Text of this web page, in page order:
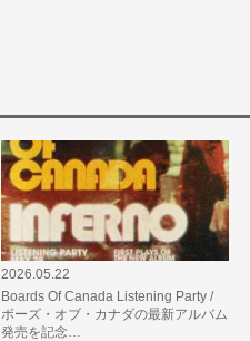
2026.05.22
Boards Of Canada Listening Party /
ボーズ・オブ・カナダの最新アルバム
発売を記念…